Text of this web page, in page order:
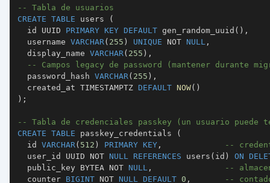
-- Tabla de usuarios
CREATE TABLE users
(
  id UUID
PRIMARY KEY DEFAULT gen_random_uuid ( ) ,
  username
VARCHAR ( 255 ) UNIQUE NOT NULL ,
  display_name
VARCHAR ( 255 ) ,
-- Campos legacy de password (mantener durante
  password_hash
VARCHAR ( 255 ) ,
  created_at TIMESTAMPTZ
DEFAULT NOW( )
) ;
-- Tabla de credenciales passkey (un usuario puede
CREATE TABLE passkey_credentials
(
  id
VARCHAR ( 512 ) PRIMARY KEY ,
--
  user_id UUID
NOT NULL REFERENCES users ( id ) ON
  public_key BYTEA
NOT NULL ,
--
  counter
BIGINT NOT NULL DEFAULT 0 , --